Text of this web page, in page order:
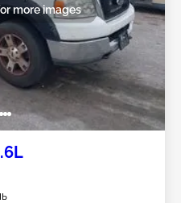
more images